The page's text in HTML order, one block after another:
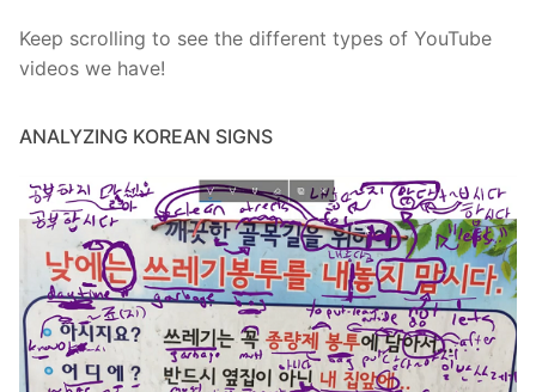
Keep scrolling to see the different types of YouTube
videos we have!
ANALYZING KOREAN SIGNS